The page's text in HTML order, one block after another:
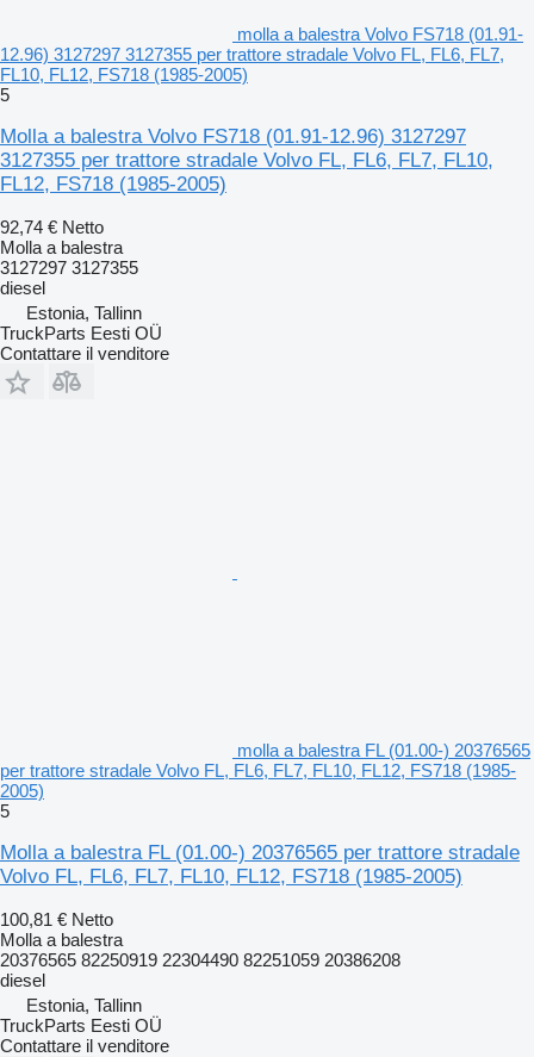
molla a balestra Volvo FS718 (01.91-
12.96) 3127297 3127355 per trattore stradale Volvo FL, FL6, FL7,
FL10, FL12, FS718 (1985-2005)
5
Molla a balestra Volvo FS718 (01.91-12.96) 3127297
3127355 per trattore stradale Volvo FL, FL6, FL7, FL10,
FL12, FS718 (1985-2005)
92,74 € Netto
Molla a balestra
3127297 3127355
diesel
Estonia, Tallinn
TruckParts Eesti OÜ
Contattare il venditore
molla a balestra FL (01.00-) 20376565
per trattore stradale Volvo FL, FL6, FL7, FL10, FL12, FS718 (1985-
2005)
5
Molla a balestra FL (01.00-) 20376565 per trattore stradale
Volvo FL, FL6, FL7, FL10, FL12, FS718 (1985-2005)
100,81 € Netto
Molla a balestra
20376565 82250919 22304490 82251059 20386208
diesel
Estonia, Tallinn
TruckParts Eesti OÜ
Contattare il venditore